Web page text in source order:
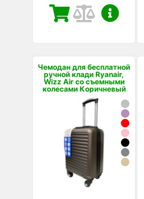
Чемодан для бесплатной
ручной клади Ryanair,
Wizz Air со съемными
колесами Коричневый